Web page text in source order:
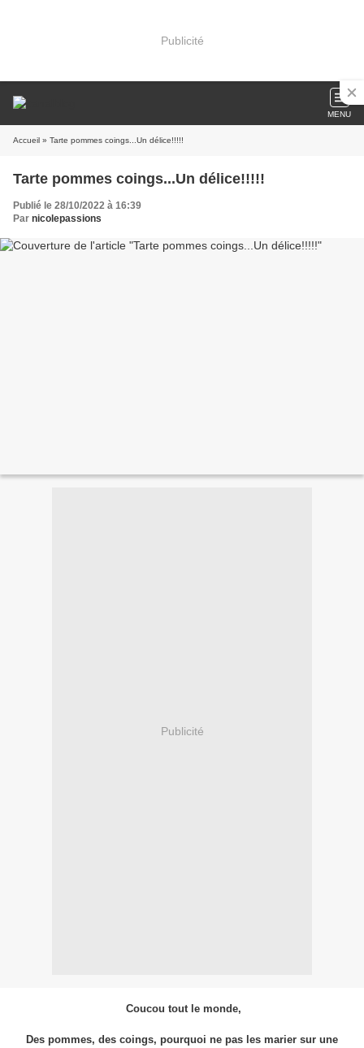
Publicité
MENU
Accueil » Tarte pommes coings...Un délice!!!!!
Tarte pommes coings...Un délice!!!!!
Publié le 28/10/2022 à 16:39
Par nicolepassions
Publicité
Coucou tout le monde,
Des pommes, des coings, pourquoi ne pas les marier sur une